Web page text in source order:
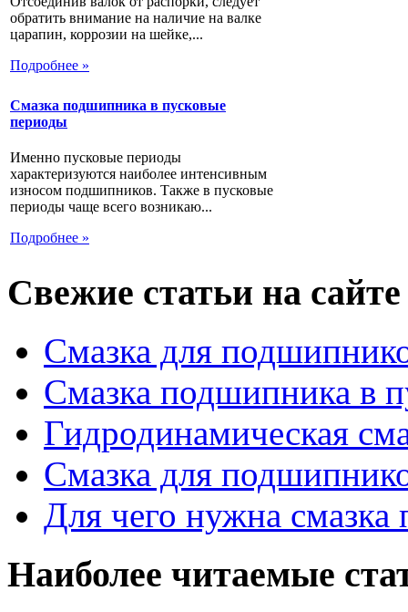
обратить внимание на наличие на валке
царапин, коррозии на шейке,...
Подробнее »
Смазка подшипника в пусковые
периоды
Именно пусковые периоды
характеризуются наиболее интенсивным
износом подшипников. Также в пусковые
периоды чаще всего возникаю...
Подробнее »
Свежие статьи на сайте
Смазка для
Смазка подшипника в
Гидродинамическая
Смазка для
Для чего нужна
Наиболее читаемые